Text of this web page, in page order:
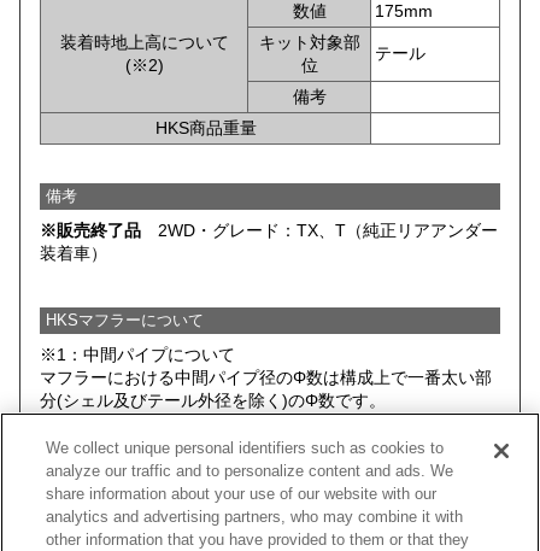
装着時地上高について
(※2)
数値
175mm
キット対象部
位
テール
備考
HKS商品重量
備考
※販売終了品 2WD・グレード：TX、T（純正リアアンダー
装着車）
HKSマフラーについて
※1：中間パイプについて
マフラーにおける中間パイプ径のΦ数は構成上で一番太い部
分(シェル及びテール外径を除く)のΦ数です。
※2：HKSマフラー装着時において、 HKSマフラー(キットに
含まれる全てのパーツ)と路面とのクリアランスがもっとも
小さい部分を記載しております。そのため、車両そのものの
最低地上高とは異なる場合があります。
データは基本的にノーマルサスペンション車両のものを記載
We collect unique personal identifiers such as cookies to
analyze our traffic and to personalize content and ads. We
share information about your use of our website with our
analytics and advertising partners, who may combine it with
other information that you have provided to them or that they